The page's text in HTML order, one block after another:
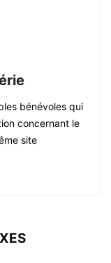
bénévoles qui
concernant le
site